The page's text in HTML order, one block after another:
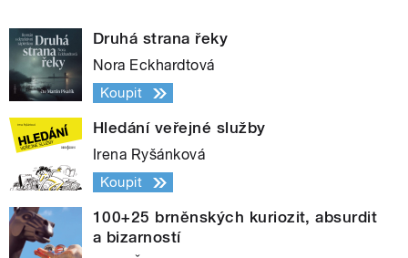
Druhá strana řeky
Nora Eckhardtová
Koupit
Hledání veřejné služby
Irena Ryšánková
Koupit
100+25 brněnských kuriozit, absurdit
a bizarností